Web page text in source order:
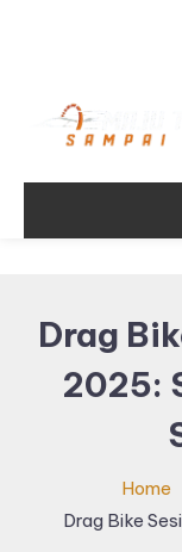
Maju
Drag
2025:
Home
Drag Bike